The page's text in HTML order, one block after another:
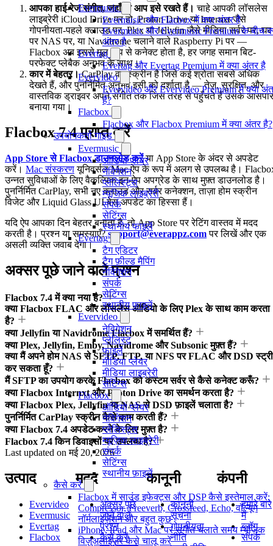
Evermusic
Evermusic और Flacbox में क्या अंतर है
Evermusic और Evermusic Premium के बीच
अंतर है
Evertag
Evertag और Evertag Premium में क्या अंतर है
Evervideo
Evervideo और Evervideo Premium में क्या
है?
Flacbox
Flacbox और Flacbox Premium में क्या अंतर है?
उपयोगकर्ता गाइड
Evermusic
ऑडियो प्लेयर
नेविगेशन
प्लेलिस्ट्स
म्यूजिक लाइब्रेरी
संपर्क
सेटिंग्स
स्थानीय फाइलें
Evertag
टैग एडिटर
टैग फ़ील्ड मैपिंग
नेविगेशन
संपर्क
सेटिंग्स
स्थानीय फ़ाइलें
Evervideo
नेविगेशन
प्लेलिस्ट
फाइलें
मीडिया प्लेयर
मीडिया लाइब्रेरी
सेटिंग्स
Flacbox
ऑडियो प्लेयर
नेविगेशन
प्लेलिस्ट्स
म्यूज़िक लाइब्रेरी
संपर्क
सेटिंग्स
स्थानीय फ़ाइलें
कैसे करें
Flacbox में साउंड इफेक्ट्स और DSP कैसे इस्तेमाल करें:
Compressor, Freeverb, Crossfeed, Echo, वॉल्यूम
नॉर्मलाइज़ेशन और बहुत कुछ
iPhone, iPad और Mac पर संगीत चलाते समय म्यूज़िक
विज़ुअलाइज़र कैसे चालू करें
आपका हाई-रेज संगीत, जहाँ भी आप इसे रखते हैं। चाहे आपकी लॉसलेस
लाइब्रेरी iCloud Drive पर हो, Proton Drive या Internxt जैसे
गोपनीयता-पहले क्लाउड पर, Plex या Jellyfin जैसे मीडिया सर्वर पर, घर
पर NAS पर, या Navidrome चलाने वाले Raspberry Pi पर —
Flacbox अब इससे मूल रूप से कनेक्ट होता है, हर जगह समान बिट-
परफेक्ट प्लेबैक अनुभव के साथ।
कार में बेहतर।CarPlay वह स्क्रीन है जिसे कई श्रोता सबसे अधिक
देखते हैं, और पुनर्निर्मित अनुभव इसी को दर्शाता है — तेज़, सुरक्षित, और
वास्तविक ड्राइवर अपने संगीत तक जिस तरह से पहुँचते हैं उसके
बनाया गया।
Flacbox 7.4 प्राप्त करें
App Store से Flacbox डाउनलोड करेंया App Store के अंदर से अपडेट
करें। Mac संस्करणयूनिवर्सल Mac ऐप के रूप में अलग से उपलब्ध है।
उन्नत सुविधाओं के लिए वैकल्पिक इन-ऐप अपग्रेड के साथ मुफ़्त डाउनलोड है।
पुनर्निर्मित CarPlay, सभी नए क्लाउड और सर्वर कनेक्शन, ताज़ा होम स्क्रीन
विजेट और Liquid Glass UI बेस अपडेट का हिस्सा हैं।
यदि ऐप आपका दिन बेहतर बनाता है, तो App Store पर रेटिंग वास्तव में मदद
करती है। प्रश्न या समस्याएँ?support@everappz.comपर लिखें और एक
असली व्यक्ति जवाब देगा।
अक्सर पूछे जाने वाले प्रश्न
Flacbox 7.4 में क्या नया है?
क्या Flacbox FLAC और लॉसलेस ऑडियो के लिए Plex के साथ काम करता
है?
क्या Jellyfin या Navidrome Flacbox में समर्थित हैं?
क्या Plex, Jellyfin, Emby, Navidrome और Subsonic मुफ़्त हैं?
क्या मैं अपने होम NAS से SFTP, FTP, या NFS पर FLAC और DSD
कर सकता हूँ?
मैं SFTP का उपयोग करके Flacbox को कस्टम सर्वर से कैसे कनेक्ट करूँ?
क्या Flacbox Internxt और Proton Drive का समर्थन करता है?
क्या Flacbox Plex, Jellyfin या NAS से DSD फ़ाइलें चलाता है?
पुनर्निर्मित CarPlay स्क्रीन कैसे काम करती हैं?
क्या Flacbox 7.4 अपडेट करने के लिए मुफ़्त है?
Flacbox 7.4 किन डिवाइसों पर उपलब्ध है?
Last updated onमई 20, 2026
उत्पाद
Evervideo
Evermusic
Evertag
Flacbox
मदद
अक्सर पूछे
जाने वाले
प्रश्न
कैसे करें
कानूनी
कानूनी
सूचना
गोपनीयता
नीति
कंपनी
हमारे बारे
में
ब्लॉग
संपर्क